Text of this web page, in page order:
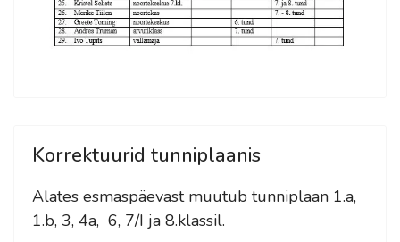
Korrektuurid tunniplaanis
Alates esmaspäevast muutub tunniplaan 1.a,
1.b, 3, 4a, 6, 7/I ja 8.klassil.